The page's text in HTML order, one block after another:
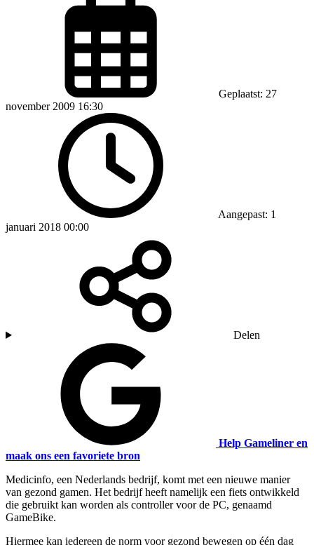
Geplaatst: 27
november 2009 16:30
Aangepast: 1
januari 2018 00:00
Delen
Help Gameliner en
maak ons een favoriete bron
Medicinfo, een Nederlands bedrijf, komt met een nieuwe manier
van gezond gamen. Het bedrijf heeft namelijk een fiets ontwikkeld
die gebruikt kan worden als controller voor de PC, genaamd
GameBike.
Hiermee kan iedereen de norm voor gezond bewegen op één dag